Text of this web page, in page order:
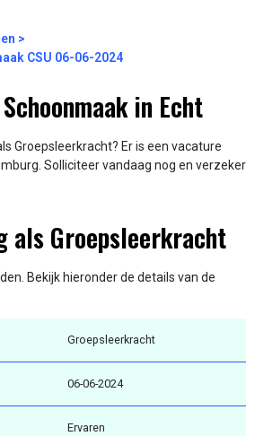
CSU 06-06-2024
in Echt
Groepsleerkracht? Er is een vacature
Solliciteer vandaag nog en verzeker
als Groepsleerkracht
Bekijk hieronder de details van de
Groepsleerkracht
06-06-2024
Ervaren